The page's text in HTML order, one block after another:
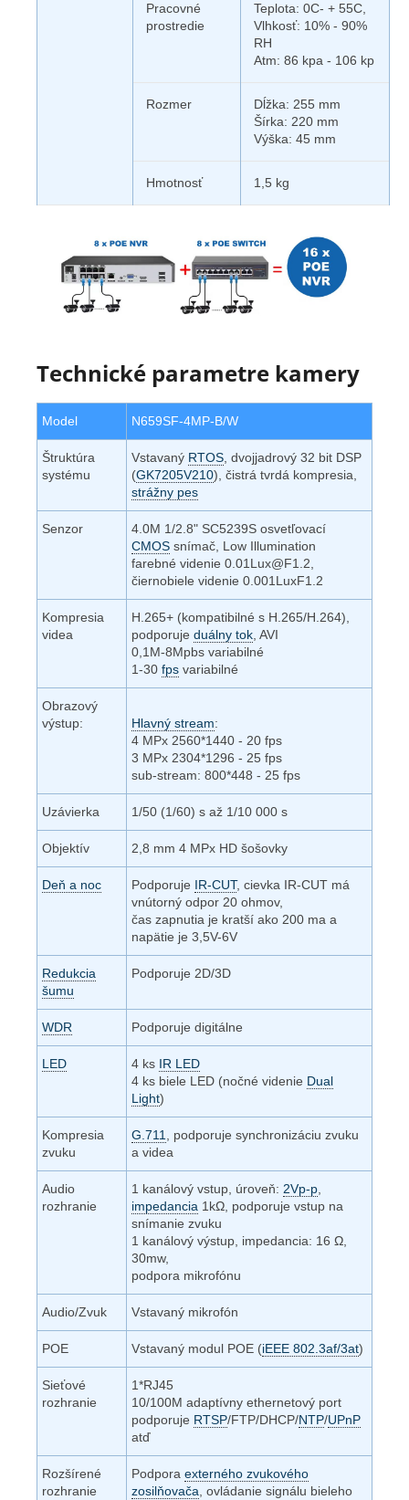
Pracovné
prostredie
Teplota: 0C- + 55C,
Vlhkosť: 10% - 90%
RH
Atm: 86 kpa - 106 kp
Rozmer
Dĺžka: 255 mm
Šírka: 220 mm
Výška: 45 mm
Hmotnosť 1,5 kg
Technické parametre kamery
Model N659SF-4MP-B/W
Štruktúra
systému
Vstavaný RTOS, dvojjadrový 32 bit DSP
(GK7205V210), čistrá tvrdá kompresia,
strážny pes
Senzor
4.0M 1/2.8" SC5239S osvetľovací
CMOS snímač, Low Illumination
farebné videnie 0.01Lux@F1.2,
čiernobiele videnie 0.001LuxF1.2
Kompresia
videa
H.265+ (kompatibilné s H.265/H.264),
podporuje duálny tok, AVI
0,1M-8Mpbs variabilné
1-30 fps variabilné
Obrazový
výstup:
Hlavný stream:
4 MPx 2560*1440 - 20 fps
3 MPx 2304*1296 - 25 fps
sub-stream: 800*448 - 25 fps
Uzávierka 1/50 (1/60) s až 1/10 000 s
Objektív 2,8 mm 4 MPx HD šošovky
Deň a noc Podporuje IR-CUT, cievka IR-CUT má
vnútorný odpor 20 ohmov,
čas zapnutia je kratší ako 200 ma a
napätie je 3,5V-6V
Redukcia
šumu
Podporuje 2D/3D
WDR Podporuje digitálne
LED 4 ks IR LED
4 ks biele LED (nočné videnie Dual
Light)
Kompresia
zvuku
G.711, podporuje synchronizáciu zvuku
a videa
Audio
rozhranie
1 kanálový vstup, úroveň: 2Vp-p,
impedancia 1kΩ, podporuje vstup na
snímanie zvuku
1 kanálový výstup, impedancia: 16 Ω,
30mw,
podpora mikrofónu
Audio/Zvuk Vstavaný mikrofón
POE Vstavaný modul POE (iEEE 802.3af/3at)
Sieťové
rozhranie
1*RJ45
10/100M adaptívny ethernetový port
podporuje RTSP/FTP/DHCP/NTP/UPnP
atď
Rozšírené
rozhranie
Podpora externého zvukového
zosilňovača, ovládanie signálu bieleho